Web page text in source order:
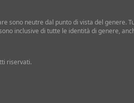
sono neutre dal punto di vista del genere.
inclusive di tutte le identità di genere,
riservati.